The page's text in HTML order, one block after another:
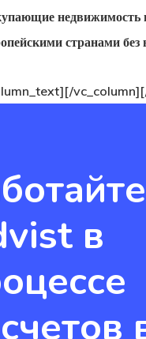
недвижимость
странами
в